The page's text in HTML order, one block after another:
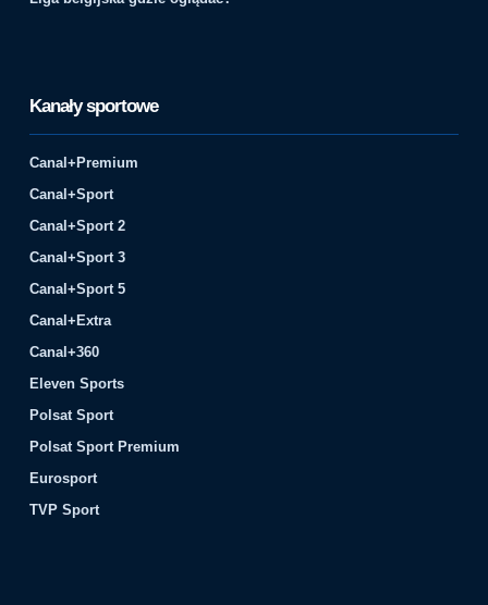
Kanały sportowe
Canal+Premium
Canal+Sport
Canal+Sport 2
Canal+Sport 3
Canal+Sport 5
Canal+Extra
Canal+360
Eleven Sports
Polsat Sport
Polsat Sport Premium
Eurosport
TVP Sport